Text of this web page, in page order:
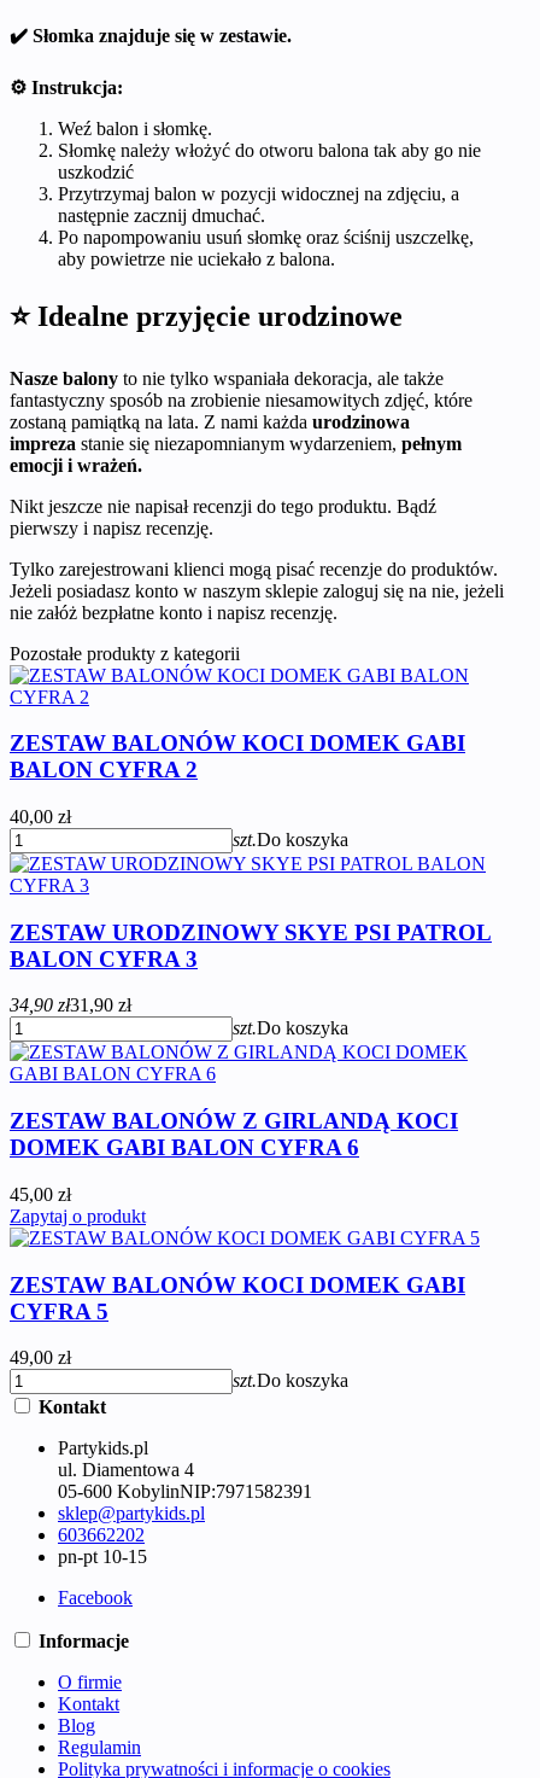
✔️ Słomka znajduje się w zestawie.
⚙️ Instrukcja:
Weź balon i słomkę.
Słomkę należy włożyć do otworu balona tak aby go nie
uszkodzić
Przytrzymaj balon w pozycji widocznej na zdjęciu, a
następnie zacznij dmuchać.
Po napompowaniu usuń słomkę oraz ściśnij uszczelkę,
aby powietrze nie uciekało z balona.
⭐ Idealne przyjęcie urodzinowe
Nasze balony to nie tylko wspaniała dekoracja, ale także
fantastyczny sposób na zrobienie niesamowitych zdjęć, które
zostaną pamiątką na lata. Z nami każda urodzinowa
impreza stanie się niezapomnianym wydarzeniem, pełnym
emocji i wrażeń.
Nikt jeszcze nie napisał recenzji do tego produktu. Bądź
pierwszy i napisz recenzję.
Tylko zarejestrowani klienci mogą pisać recenzje do produktów.
Jeżeli posiadasz konto w naszym sklepie zaloguj się na nie, jeżeli
nie załóż bezpłatne konto i napisz recenzję.
Pozostałe produkty z kategorii
ZESTAW BALONÓW KOCI DOMEK GABI
BALON CYFRA 2
40,00 zł
szt.Do koszyka
ZESTAW URODZINOWY SKYE PSI PATROL
BALON CYFRA 3
34,90 zł31,90 zł
szt.Do koszyka
ZESTAW BALONÓW Z GIRLANDĄ KOCI
DOMEK GABI BALON CYFRA 6
45,00 zł
Zapytaj o produkt
ZESTAW BALONÓW KOCI DOMEK GABI
CYFRA 5
49,00 zł
szt.Do koszyka
Kontakt
Partykids.pl
ul. Diamentowa 4
05-600 KobylinNIP:7971582391
sklep@partykids.pl
603662202
pn-pt 10-15
Facebook
Informacje
O firmie
Kontakt
Blog
Regulamin
Polityka prywatności i informacje o cookies